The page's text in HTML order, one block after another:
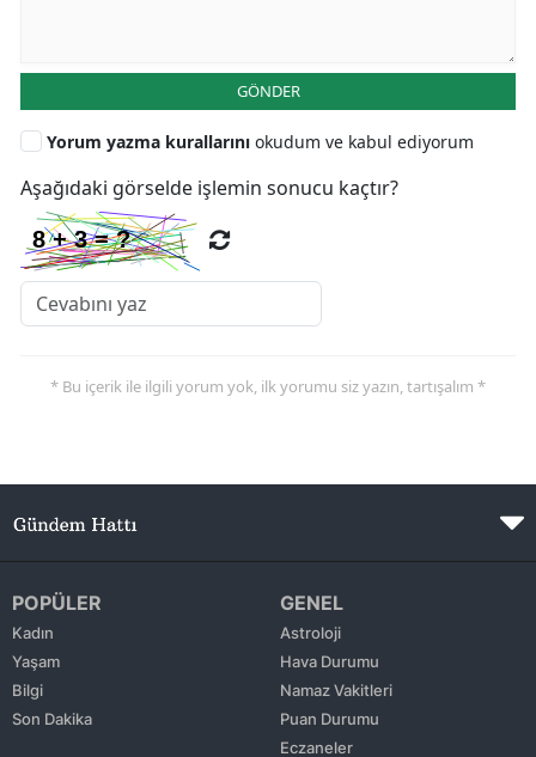
GÖNDER
Yorum yazma kurallarını okudum ve kabul ediyorum
Aşağıdaki görselde işlemin sonucu kaçtır?
* Bu içerik ile ilgili yorum yok, ilk yorumu siz yazın, tartışalım *
POPÜLER
Kadın
Yaşam
Bilgi
Son Dakika
GENEL
Astroloji
Hava Durumu
Namaz Vakitleri
Puan Durumu
Eczaneler